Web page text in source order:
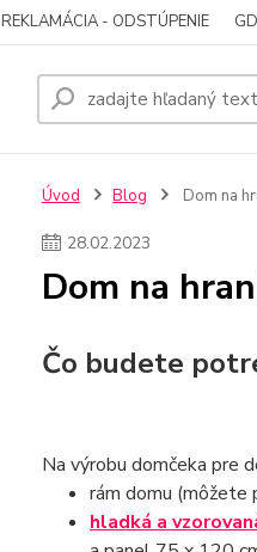
REKLAMÁCIA - ODSTÚPENIE
Úvod Blog Dom na
28.02.2023
Dom na
Čo budete
Na výrobu domčeka pre
rám domu (môžete
hladká a